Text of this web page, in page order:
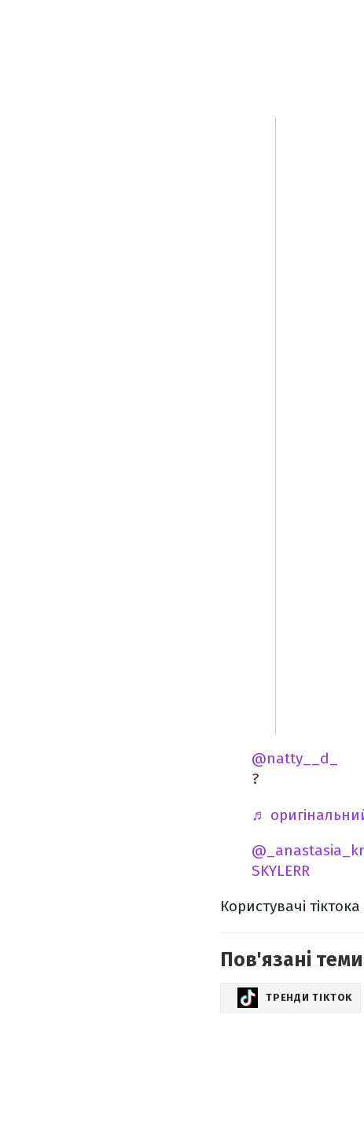
@natty__d_
️‍?
♬
SKYLERR
Користувачі
Пов'язані
ТРЕНДИ TIKTOK